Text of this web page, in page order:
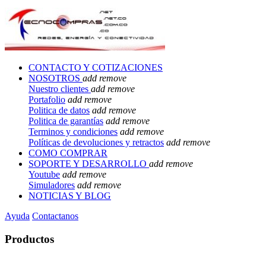
CONTACTO Y COTIZACIONES
NOSOTROS add remove
Nuestro clientes add remove
Portafolio add remove
Politica de datos add remove
Politica de garantías add remove
Terminos y condiciones add remove
Políticas de devoluciones y retractos add remove
COMO COMPRAR
SOPORTE Y DESARROLLO add remove
Youtube add remove
Simuladores add remove
NOTICIAS Y BLOG
Ayuda Contactanos
Productos